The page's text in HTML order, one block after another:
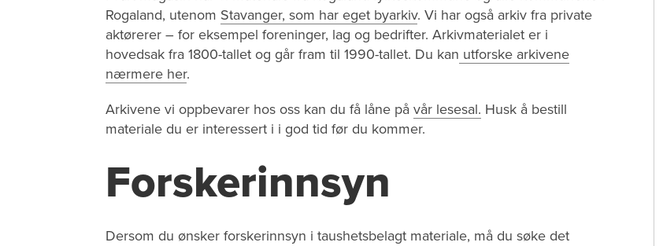
Rogaland, utenom Stavanger, som har eget byarkiv. Vi har også arkiv fra private
aktørerer – for eksempel foreninger, lag og bedrifter. Arkivmaterialet er i
hovedsak fra 1800-tallet og går fram til 1990-tallet. Du kan utforske arkivene
nærmere her.
Arkivene vi oppbevarer hos oss kan du få låne påvår lesesal. Husk å bestill
materiale du er interessert i i god tid før du kommer.
Forskerinnsyn
Dersom du ønsker forskerinnsyn i taushetsbelagt materiale, må du søke det